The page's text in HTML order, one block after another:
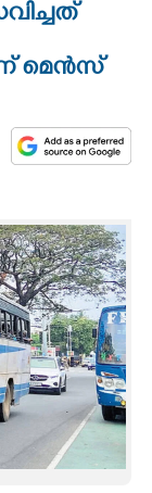
മെൻസ്